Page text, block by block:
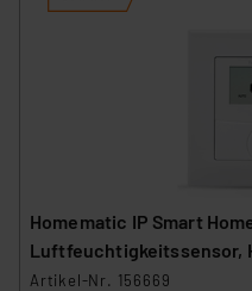
Homematic IP Smart
Luftfeuchtigkeitssensor,
Artikel-Nr. 156669